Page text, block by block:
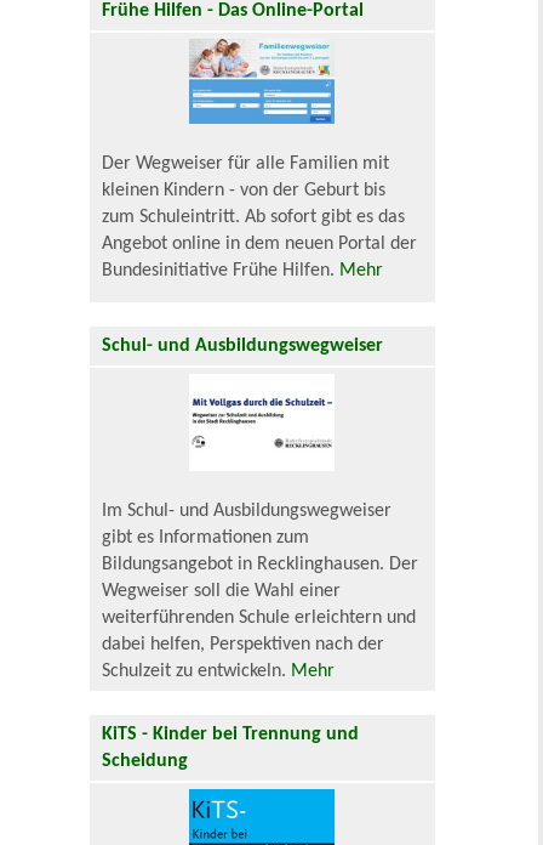
Frühe Hilfen - Das Online-Portal
Der Wegweiser für alle Familien mit
kleinen Kindern - von der Geburt bis
zum Schuleintritt. Ab sofort gibt es das
Angebot online in dem neuen Portal der
Bundesinitiative Frühe Hilfen. Mehr
Schul- und Ausbildungswegweiser
Im Schul- und Ausbildungswegweiser
gibt es Informationen zum
Bildungsangebot in Recklinghausen. Der
Wegweiser soll die Wahl einer
weiterführenden Schule erleichtern und
dabei helfen, Perspektiven nach der
Schulzeit zu entwickeln. Mehr
KiTS - Kinder bei Trennung und
Scheidung